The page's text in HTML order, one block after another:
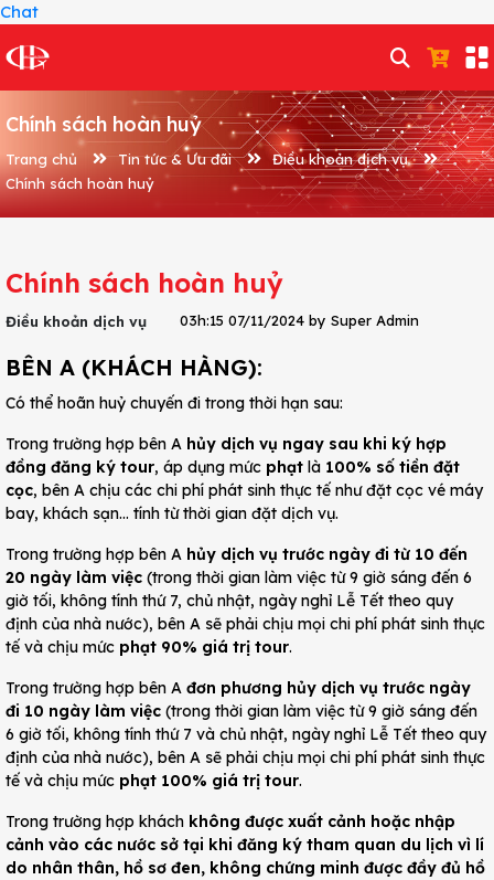
Chat
Chính sách hoàn huỷ
Trang chủ Tin tức & Ưu đãi
Điều khoản dịch vụ
Chính sách hoàn huỷ
Chính sách hoàn huỷ
Điều khoản dịch vụ 03h:15 07/11/2024 by Super Admin
BÊN A (KHÁCH HÀNG):
Có thể hoãn huỷ chuyến đi trong thời hạn sau:
Trong trường hợp bên A hủy dịch vụ ngay sau khi ký hợp
đồng đăng ký tour, áp dụng mức phạt là 100% số tiền đặt
cọc, bên A chịu các chi phí phát sinh thực tế như đặt cọc vé máy
bay, khách sạn... tính từ thời gian đặt dịch vụ.
Trong trường hợp bên A hủy dịch vụ trước ngày đi từ 10 đến
20 ngày làm việc (trong thời gian làm việc từ 9 giờ sáng đến 6
giờ tối, không tính thứ 7, chủ nhật, ngày nghỉ Lễ Tết theo quy
định của nhà nước), bên A sẽ phải chịu mọi chi phí phát sinh thực
tế và chịu mức phạt 90% giá trị tour.
Trong trường hợp bên A đơn phương hủy dịch vụ trước ngày
đi 10 ngày làm việc (trong thời gian làm việc từ 9 giờ sáng đến
6 giờ tối, không tính thứ 7 và chủ nhật, ngày nghỉ Lễ Tết theo quy
định của nhà nước), bên A sẽ phải chịu mọi chi phí phát sinh thực
tế và chịu mức phạt 100% giá trị tour.
Trong trường hợp khách không được xuất cảnh hoặc nhập
cảnh vào các nước sở tại khi đăng ký tham quan du lịch vì lí
do nhân thân, hồ sơ đen, không chứng minh được đầy đủ hồ